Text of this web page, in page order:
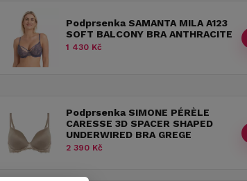
Podprsenka SAMANTA MILA A123
SOFT BALCONY BRA ANTHRACITE
1 430 Kč
Podprsenka SIMONE PÉRÈLE
CARESSE 3D SPACER SHAPED
UNDERWIRED BRA GREGE
2 390 Kč